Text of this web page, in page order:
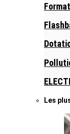
Les